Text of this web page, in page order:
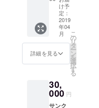
のオリ
ジナル
ミサン
ガをプ
レゼン
ト！ ※
ミサン
ガは色
合いや
を指定
いただ
けま
け予
定：
2019
年04
月
詳細を見る
こ
の
リ
タ
ー
ン
を
選
択
す
る
30,
000 円
サンク